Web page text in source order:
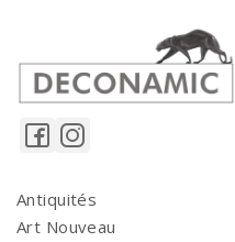
Antiquités
Art Nouveau